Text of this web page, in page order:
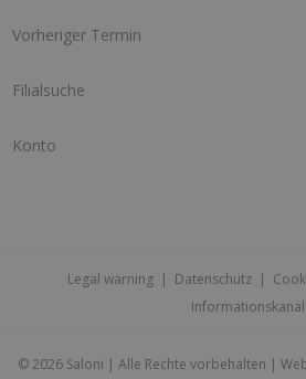
Vorheriger Termin
Filialsuche
Konto
Legal warning| Datenschutz|
Informationskanal
©2026 Saloni | Alle Rechte vorbehalten |